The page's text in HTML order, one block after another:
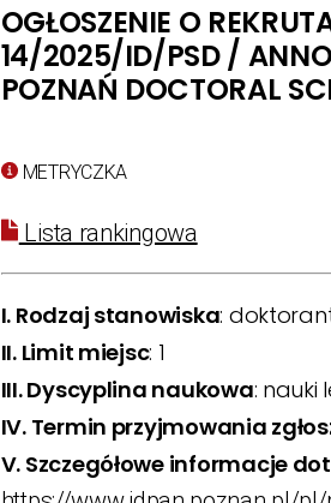
OGŁOSZENIE O
14/2025/ID/PSD /
POZNAŃ DOCTORAL
METRYCZKA
Lista rankingowa
I. Rodzaj stanowiska:
II. Limit miejsc: 1
III. Dyscyplina naukowa: nauki
IV. Termin przyjmowania
V. Szczegółowe informacje